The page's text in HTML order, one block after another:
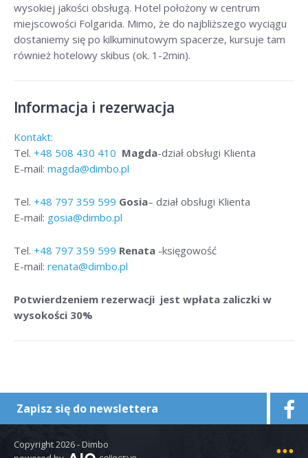
wysokiej jakości obsługą. Hotel położony w centrum
miejscowości Folgarida. Mimo, że do najbliższego wyciągu
dostaniemy się po kilkuminutowym spacerze, kursuje tam
również hotelowy skibus (ok. 1-2min).
Informacja i rezerwacja
Kontakt:
Tel. +48 508 430 410 Magda-dział obsługi Klienta
E-mail: magda@dimbo.pl
Tel. +48 797 359 599 Gosia– dział obsługi Klienta
E-mail: gosia@dimbo.pl
Tel. +48 797 359 599 Renata -księgowość
E-mail: renata@dimbo.pl
Potwierdzeniem rezerwacji jest wpłata zaliczki w
wysokości 30%
Zapisz się do newslettera
Copyright 2026 - Dimbo